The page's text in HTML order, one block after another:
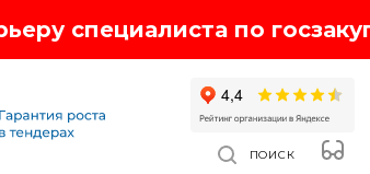
специалиста по
ПОИСК